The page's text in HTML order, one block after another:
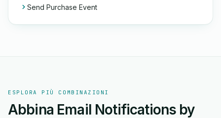
Send Purchase Event
ESPLORA PIÙ COMBINAZIONI
Abbina Email Notifications by